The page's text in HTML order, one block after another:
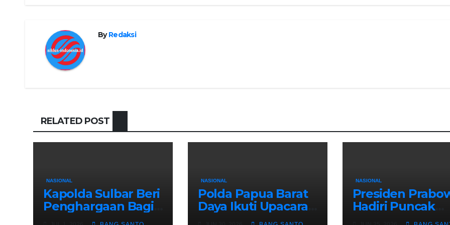
ByRedaksi
RELATED POST
NASIONAL
Kapolda Sulbar Beri
Penghargaan Bagi
Personel
NASIONAL
Polda Papua Barat
Daya Ikuti Upacara
Pelantikan
NASIONAL
Presiden
Hadiri Puncak
PENAS Petani